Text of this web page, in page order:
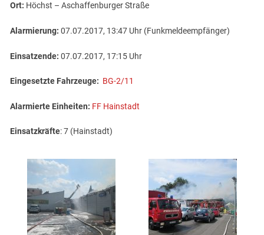
Ort: Höchst – Aschaffenburger Straße
Alarmierung: 07.07.2017, 13:47 Uhr (Funkmeldeempfänger)
Einsatzende:07.07.2017, 17:15 Uhr
Eingesetzte Fahrzeuge: BG-2/11
Alarmierte Einheiten: FF Hainstadt
Einsatzkräfte: 7 (Hainstadt)